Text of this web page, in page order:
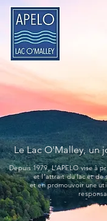
Le Lac O'Malley, un
Depuis 1979, L’APELO vise à
et l’attraitdu lac et de
et en promouvoir une